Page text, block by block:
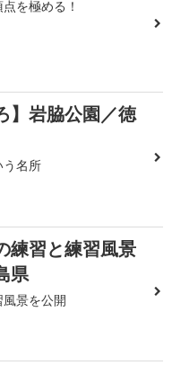
を極める！
】岩脇公園／徳
う名所
練習と練習風景
県
景を公開